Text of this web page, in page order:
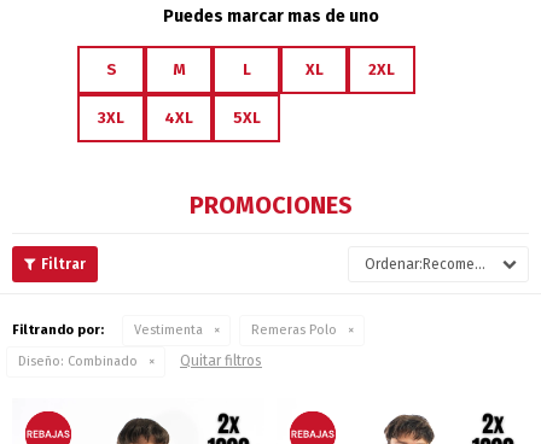
Puedes marcar mas de uno
S M L XL 2XL
3XL 4XL 5XL
PROMOCIONES
Recomendados
Filtrando por: Vestimenta
Remeras Polo
Diseño: Combinado Quitar filtros